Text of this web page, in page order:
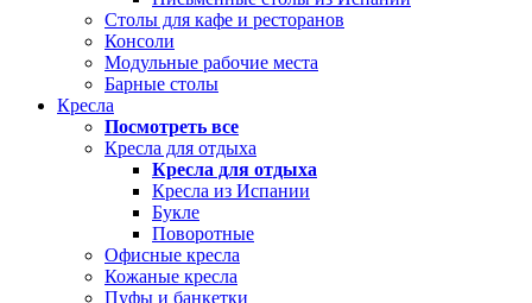
Столы для кафе и ресторанов
Консоли
Модульные рабочие места
Барные столы
Кресла
Посмотреть все
Кресла для отдыха
Кресла для отдыха
Кресла из Испании
Букле
Поворотные
Офисные кресла
Кожаные кресла
Пуфы и банкетки